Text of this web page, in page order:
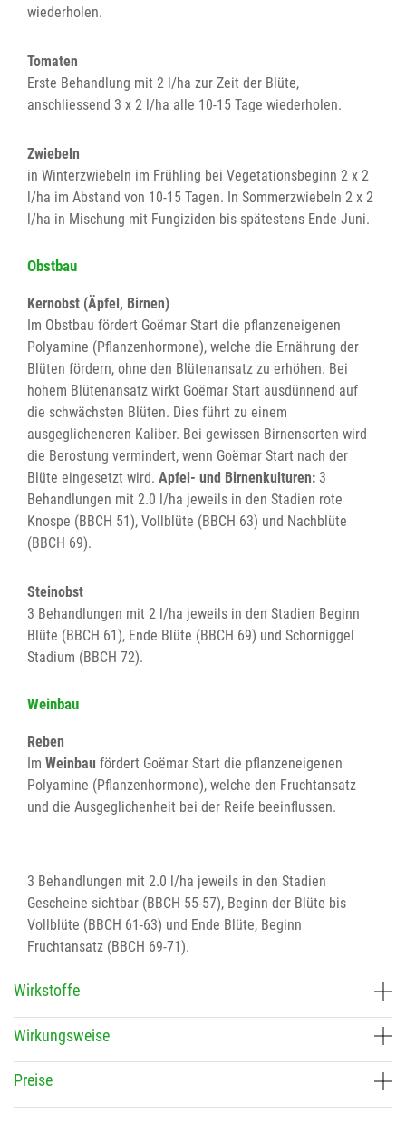
wiederholen.
Tomaten
Erste Behandlung mit 2 l/ha zur Zeit der Blüte,
anschliessend 3 x 2 l/ha alle 10-15 Tage wiederholen.
Zwiebeln
in Winterzwiebeln im Frühling bei Vegetationsbeginn 2 x 2
l/ha im Abstand von 10-15 Tagen. In Sommerzwiebeln 2 x 2
l/ha in Mischung mit Fungiziden bis spätestens Ende Juni.
Obstbau
Kernobst (Äpfel, Birnen)
Im Obstbau fördert Goëmar Start die pflanzeneigenen
Polyamine (Pflanzenhormone), welche die Ernährung der
Blüten fördern, ohne den Blütenansatz zu erhöhen. Bei
hohem Blütenansatz wirkt Goëmar Start ausdünnend auf
die schwächsten Blüten. Dies führt zu einem
ausgeglicheneren Kaliber. Bei gewissen Birnensorten wird
die Berostung vermindert, wenn Goëmar Start nach der
Blüte eingesetzt wird. Apfel- und Birnenkulturen: 3
Behandlungen mit 2.0 l/ha jeweils in den Stadien rote
Knospe (BBCH 51), Vollblüte (BBCH 63) und Nachblüte
(BBCH 69).
Steinobst
3 Behandlungen mit 2 l/ha jeweils in den Stadien Beginn
Blüte (BBCH 61), Ende Blüte (BBCH 69) und Schorniggel
Stadium (BBCH 72).
Weinbau
Reben
Im Weinbau fördert Goëmar Start die pflanzeneigenen
Polyamine (Pflanzenhormone), welche den Fruchtansatz
und die Ausgeglichenheit bei der Reife beeinflussen.
3 Behandlungen mit 2.0 l/ha jeweils in den Stadien
Gescheine sichtbar (BBCH 55-57), Beginn der Blüte bis
Vollblüte (BBCH 61-63) und Ende Blüte, Beginn
Fruchtansatz (BBCH 69-71).
Wirkstoffe
Wirkungsweise
Preise